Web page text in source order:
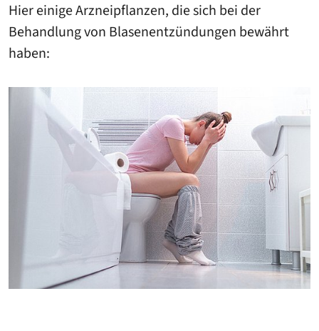
Hier einige Arzneipflanzen, die sich bei der
Behandlung von Blasenentzündungen bewährt
haben: